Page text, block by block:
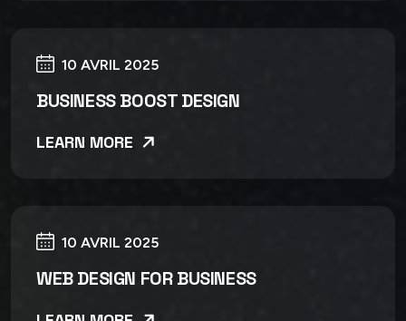
10 AVRIL 2025
BUSINESS BOOST DESIGN
LEARN MORE
10 AVRIL 2025
WEB DESIGN FOR BUSINESS